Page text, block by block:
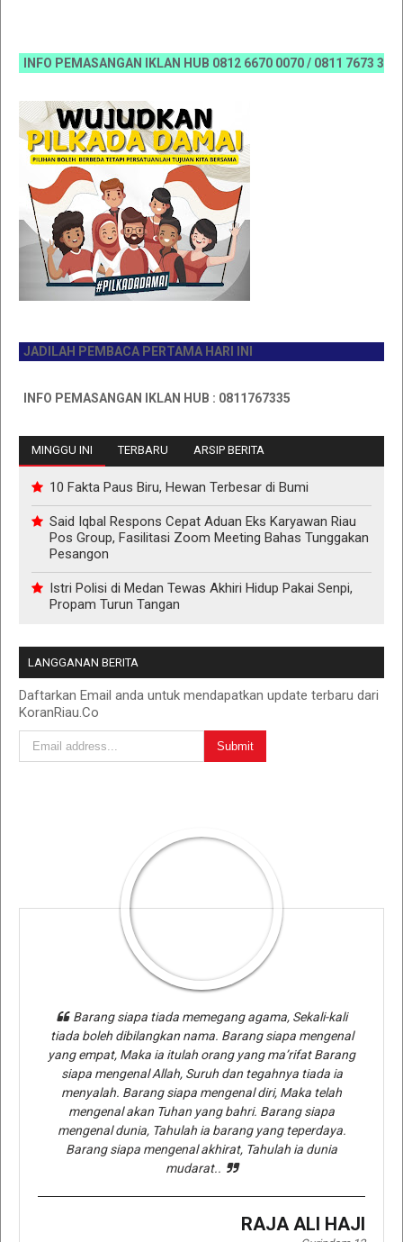
PEMASANGAN IKLAN HUB 0812 6670 0070 / 0811 7673 35,
PEMBACA PERTAMA HARI INI
PEMASANGAN IKLAN HUB : 0811767335
MINGGU INI TERBARU ARSIP BERITA
10 Fakta Paus Biru, Hewan Terbesar di Bumi
Said Iqbal Respons Cepat Aduan Eks Karyawan Riau
Pos Group, Fasilitasi Zoom Meeting Bahas Tunggakan
Pesangon
Istri Polisi di Medan Tewas Akhiri Hidup Pakai Senpi,
Propam Turun Tangan
LANGGANAN BERITA
Daftarkan Email anda untuk mendapatkan update terbaru dari
KoranRiau.Co
Barang siapa tiada memegang agama, Sekali-kali
tiada boleh dibilangkan nama. Barang siapa mengenal
yang empat, Maka ia itulah orang yang ma’rifat Barang
siapa mengenal Allah, Suruh dan tegahnya tiada ia
menyalah. Barang siapa mengenal diri, Maka telah
mengenal akan Tuhan yang bahri. Barang siapa
mengenal dunia, Tahulah ia barang yang teperdaya.
Barang siapa mengenal akhirat, Tahulah ia dunia
mudarat..
RAJA ALI HAJI